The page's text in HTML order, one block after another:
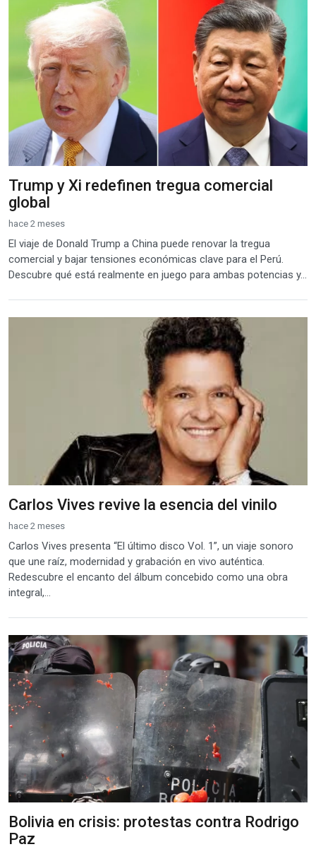
Trump y Xi redefinen tregua comercial
global
hace 2 meses
El viaje de Donald Trump a China puede renovar la tregua
comercial y bajar tensiones económicas clave para el Perú.
Descubre qué está realmente en juego para ambas potencias y...
Carlos Vives revive la esencia del vinilo
hace 2 meses
Carlos Vives presenta “El último disco Vol. 1”, un viaje sonoro
que une raíz, modernidad y grabación en vivo auténtica.
Redescubre el encanto del álbum concebido como una obra
integral,...
Bolivia en crisis: protestas contra Rodrigo
Paz